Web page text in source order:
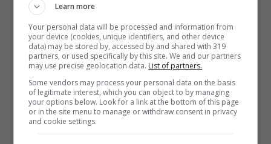
Ducale e dei suoi Torricini. Imperdibile
Ascoli Piceno, la grande Piazza del Popolo
dove si affacciano edifici medievali e
rinascimentali. Da vistareLoretoe il suo
celebre santuario, con la grande basilica
che custodisce la Santa Casa della
Vergine Maria. Da non perdere, nel
Learn more
Your personal data will be processed and information from
your device (cookies, unique identifiers, and other device
data) may be stored by, accessed by and shared with 319
partners, or used specifically by this site. We and our partners
may use precise geolocation data. List of partners.
Some vendors may process your personal data on the basis
of legitimate interest, which you can object to by managing
your options below. Look for a link at the bottom of this page
or in the site menu to manage or withdraw consent in privacy
and cookie settings.